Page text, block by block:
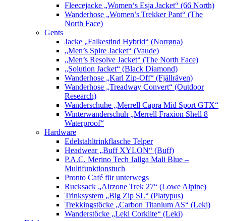
Fleecejacke „Women‘s Esja Jacket“ (66 North)
Wanderhose „Women’s Trekker Pant“ (The
North Face)
Gents
Jacke „Falkestind Hybrid“ (Norrøna)
„Men’s Spire Jacket“ (Vaude)
„Men’s Resolve Jacket“ (The North Face)
„Solution Jacket“ (Black Diamond)
Wanderhose „Karl Zip-Off“ (Fjällräven)
Wanderhose „Treadway Convert“ (Outdoor
Research)
Wanderschuhe „Merrell Capra Mid Sport GTX“
Winterwanderschuh „Merrell Fraxion Shell 8
Waterproof“
Hardware
Edelstahltrinkflasche Telper
Headwear „Buff XYLON“ (Buff)
P.A.C. Merino Tech Jallga Mali Blue –
Multifunktionstuch
Pronto Café für unterwegs
Rucksack „Airzone Trek 27“ (Lowe Alpine)
Trinksystem „Big Zip SL“ (Platypus)
Trekkingstöcke „Carbon Titanium AS“ (Leki)
Wanderstöcke „Leki Corklite“ (Leki)